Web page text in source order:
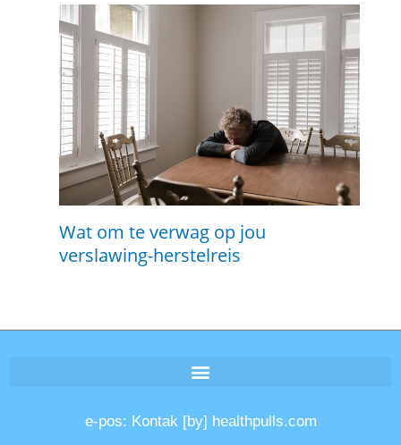
Wat om te verwag op jou
verslawing-herstelreis
e-pos: Kontak [by] healthpulls.com